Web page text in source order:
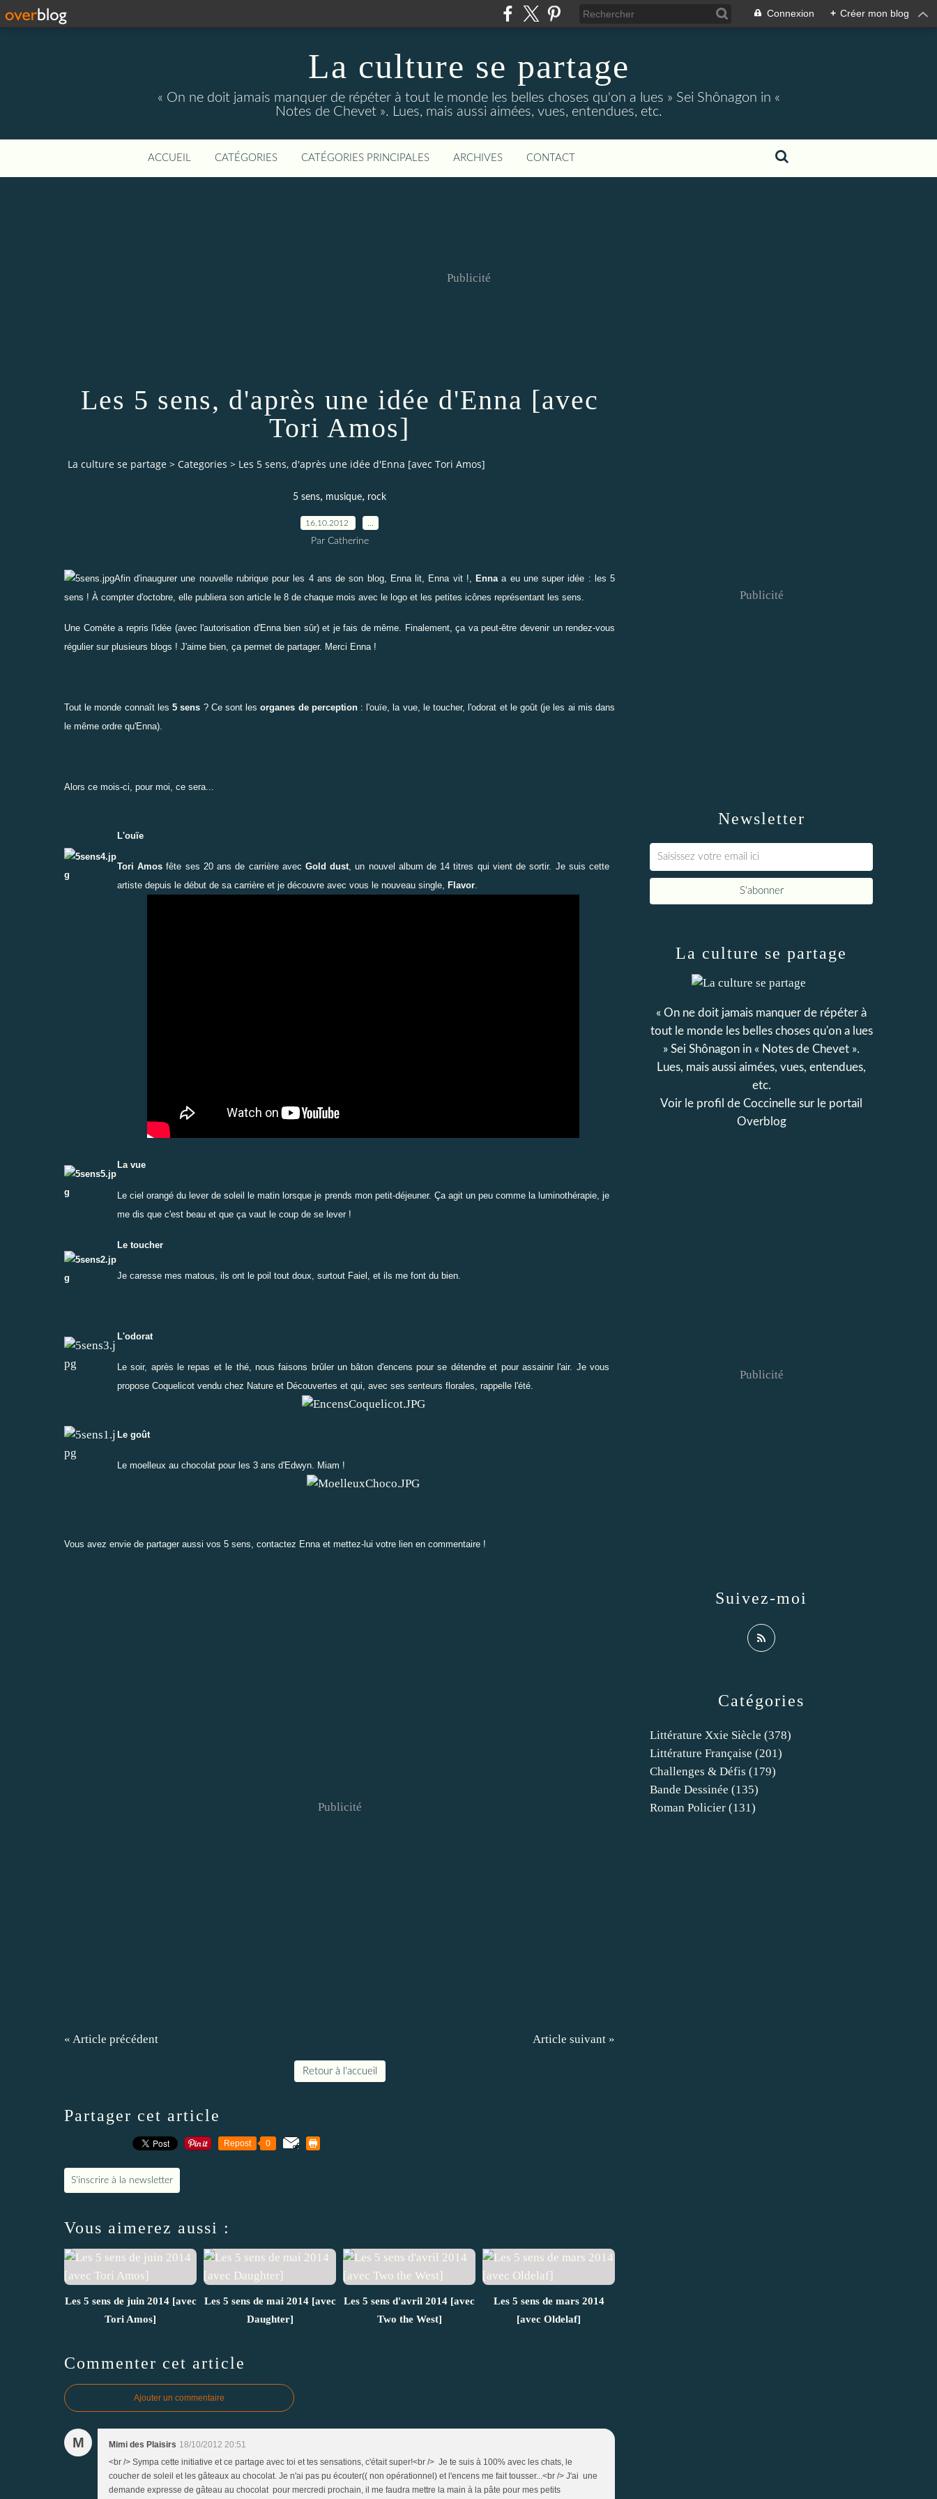
Connexion + Créer mon blog
La culture se partage
« On ne doit jamais manquer de répéter à tout le monde les belles choses qu'on a lues » Sei Shônagon in «
Notes de Chevet ». Lues, mais aussi aimées, vues, entendues, etc.
ACCUEIL CATÉGORIES CATÉGORIES PRINCIPALES ARCHIVES CONTACT
Publicité
Les 5 sens, d'après une idée d'Enna [avec
Tori Amos]
La culture se partage > Categories > Les 5 sens, d'après une idée d'Enna [avec Tori Amos]
5 sens, musique, rock
16.10.2012
Par Catherine
Afin d'inaugurer une nouvelle rubrique pour les 4 ans de son blog, Enna lit, Enna vit ! Enna a eu une super idée : les 5
sens ! À compter d'octobre, e lle publiera son article le 8 de chaque mois avec le logo et les petites icônes représentant les sens
Une Comètea repris l'idée (avec l'autorisation d'Enna bien sûr) et je fais de même. Finalement, ça va peut-être devenir un rendez-vous
régulier sur plusieurs blogs ! J'aime bien, ça permet de partager. Merci Enna !
Tout le monde connaît les 5 sens ? Ce sont les organes de perception: l'ouïe, la vue, le toucher, l'odorat et le goût (je les ai mis dans
le même ordre qu'Enna).
Alors ce mois-ci, pour moi, ce sera...
L'ouïe
Tori Amos fête ses 20 ans de carrière avec Gold dust , un nouvel album de 14 titres qui vient de sortir. Je suis cette
artiste depuis le début de sa carrière et je découvre avec vous le nouveau single,
Flavor
La vue
Le ciel orangé du lever de soleil le matin lorsque je prends mon petit-déjeuner. Ça agit un peu comme la luminothérapie, je
me dis que c'est beau et que ça vaut le coup de se lever !
Le toucher
Je caresse mes matous, ils ont le poil tout doux, surtout Faiel, et ils me font du bien.
L'odorat
Le soir, après le repas et le thé, nous faisons brûler un bâton d'encens pour se détendre et pour assainir l'air. Je vous
propose Coquelicot vendu chez Nature et Découvertes et qui, avec ses senteurs florales, rappelle l'été.
Le goût
Le moelleux au chocolat pour les 3 ans d'Edwyn . Miam !
Vous avez envie de partager aussi vos 5 sens, contactez Enna et mettez-lui votre lien en commentaire !
Publicité
« Article précédent Article suivant »
Retour à l'accueil
Partager cet article
Repost 0
S'inscrire à la newsletter
Vous aimerez aussi :
Les 5 sens de juin 2014 [avec
Tori Amos]
Les 5 sens de mai 2014 [avec
Daughter]
Les 5 sens d'avril 2014 [avec
Two the West]
Les 5 sens de mars 2014
[avec Oldelaf]
Commenter cet article
Ajouter un commentaire
M Mimi des Plaisirs 18/10/2012 20:51
<br /> Sympa cette initiative et ce partage avec toi et tes sensations, c'était super!<br /> Je te suis à 100% avec les chats, le
coucher de soleil et les gâteaux au chocolat. Je n'ai pas pu écouter(( non opérationnel) et l'encens me fait tousser...<br /> J'ai une
demande expresse de gâteau au chocolat pour mercredi prochain, il me faudra mettre la main à la pâte pour mes petits
Newsletter
Publicité
Catégories
Littérature Xxie Siècle (378)
Littérature Française (201)
Challenges & Défis (179)
Bande Dessinée (135)
Roman Policier (131)
La culture se partage
« On ne doit jamais manquer de répéter à
tout le monde les belles choses qu'on a lues
» Sei Shônagon in « Notes de Chevet ».
Lues, mais aussi aimées, vues, entendues,
etc.
Voir le profil de Coccinelle sur le portail
Overblog
Suivez-moi
Publicité